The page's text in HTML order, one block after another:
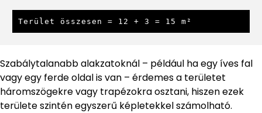
Terület összesen = 12 + 3 = 15 m²
Szabálytalanabb alakzatoknál – például ha egy íves fal
vagy egy ferde oldal is van – érdemes a területet
háromszögekre vagy trapézokra osztani, hiszen ezek
területe szintén egyszerű képletekkel számolható.